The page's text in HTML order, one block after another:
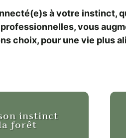
à votre instinct,
vous
choix, pour une vie plus
instinct
forêt